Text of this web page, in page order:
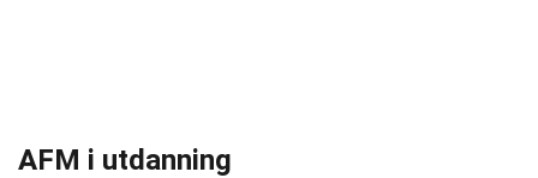
AFM i utdanning